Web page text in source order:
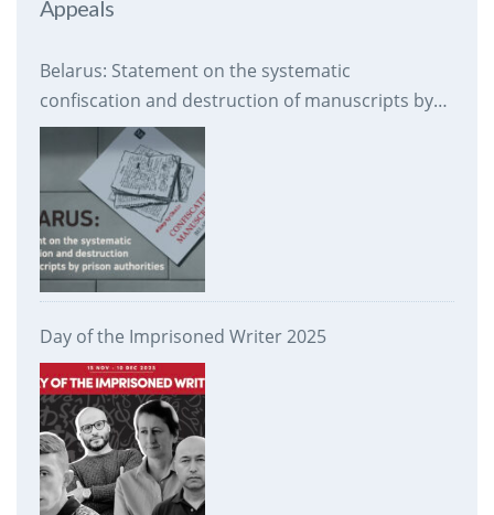
Appeals
Belarus: Statement on the systematic
confiscation and destruction of manuscripts by
prison authorities
Day of the Imprisoned Writer 2025